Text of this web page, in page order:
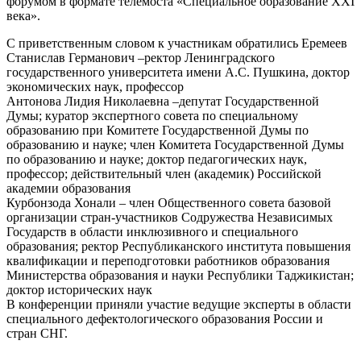
века».
С приветственным словом к участникам обратились Еремеев
Станислав Германович –ректор Ленинградского
государственного университета имени А.С. Пушкина, доктор
экономических наук, профессор
Антонова Лидия Николаевна –депутат Государственной
Думы; куратор экспертного совета по специальному
образованию при Комитете Государственной Думы по
образованию и науке; член Комитета Государственной Думы
по образованию и науке; доктор педагогических наук,
профессор; действительный член (академик) Российской
академии образования
Курбонзода Хонали – член Общественного совета базовой
организации стран-участников Содружества Независимых
Государств в области инклюзивного и специального
образования; ректор Республиканского института повышения
квалификации и переподготовки работников образования
Министерства образования и науки Республики Таджикистан;
доктор исторических наук
В конференции приняли участие ведущие эксперты в области
специального дефектологического образования России и
стран СНГ.